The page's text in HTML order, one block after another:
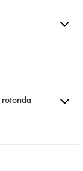
rotonda